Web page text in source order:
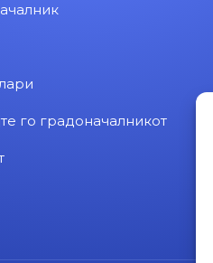
го градоначалникот